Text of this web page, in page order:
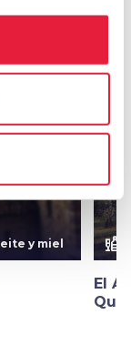
miel
y miel
favorite_border
liquor
El